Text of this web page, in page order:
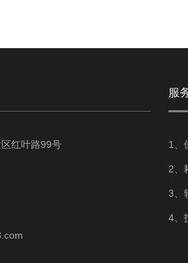
红叶路99号
服
1、
2、
3、
4、